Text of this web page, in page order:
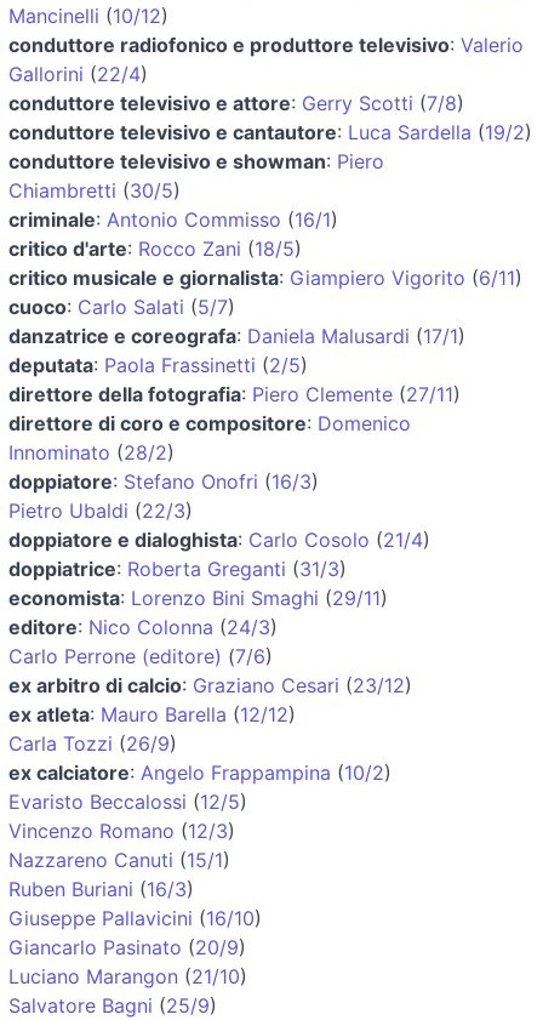
Mancinelli (10/12)
conduttore radiofonico e produttore televisivo: Valerio
Gallorini (22/4)
conduttore televisivo e attore: Gerry Scotti (7/8)
conduttore televisivo e cantautore: Luca Sardella (19/2)
conduttore televisivo e showman: Piero
Chiambretti (30/5)
criminale: Antonio Commisso (16/1)
critico d'arte: Rocco Zani (18/5)
critico musicale e giornalista: Giampiero Vigorito (6/11)
cuoco: Carlo Salati (5/7)
danzatrice e coreografa: Daniela Malusardi (17/1)
deputata: Paola Frassinetti (2/5)
direttore della fotografia: Piero Clemente (27/11)
direttore di coro e compositore: Domenico
Innominato (28/2)
doppiatore: Stefano Onofri (16/3)
Pietro Ubaldi (22/3)
doppiatore e dialoghista: Carlo Cosolo (21/4)
doppiatrice: Roberta Greganti (31/3)
economista: Lorenzo Bini Smaghi (29/11)
editore: Nico Colonna (24/3)
Carlo Perrone (editore) (7/6)
ex arbitro di calcio: Graziano Cesari (23/12)
ex atleta: Mauro Barella (12/12)
Carla Tozzi (26/9)
ex calciatore: Angelo Frappampina (10/2)
Evaristo Beccalossi (12/5)
Vincenzo Romano (12/3)
Nazzareno Canuti (15/1)
Ruben Buriani (16/3)
Giuseppe Pallavicini (16/10)
Giancarlo Pasinato (20/9)
Luciano Marangon (21/10)
Salvatore Bagni (25/9)